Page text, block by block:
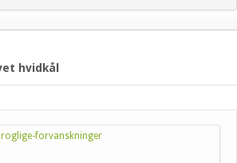
hvidkål